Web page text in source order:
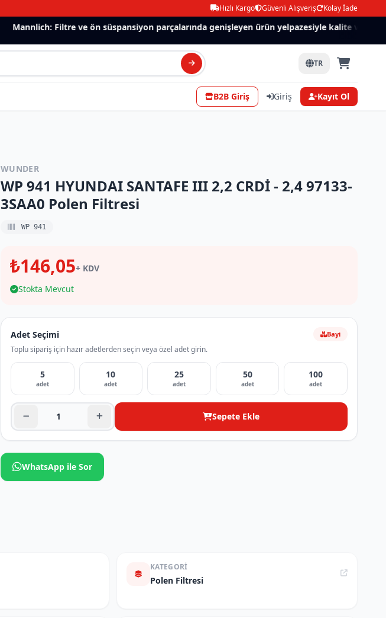
Hızlı Kargo Güvenli Alışveriş Kolay İade
Mannlich: Filtre ve ön süspansiyon parçalarında genişleyen ürün yelpazesiyle kalite ve güven.
TR
B2B Giriş Giriş Kayıt Ol
WUNDER
WP 941 HYUNDAI SANTAFE III 2,2 CRDİ - 2,4 97133-
3SAA0 Polen Filtresi
WP 941
₺146,05+ KDV
Stokta Mevcut
Adet Seçimi
Toplu sipariş için hazır adetlerden seçin veya özel adet girin.
Bayi
5
adet
10
adet
25
adet
50
adet
100
adet
Sepete Ekle
WhatsApp ile Sor
KATEGORI
Polen Filtresi